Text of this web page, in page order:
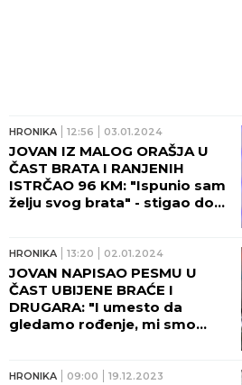
HRONIKA 12:56 03.01.2024
JOVAN IZ MALOG ORAŠJA U
ČAST BRATA I RANJENIH
ISTRČAO 96 KM: "Ispunio sam
želju svog brata" - stigao do
HRONIKA 13:20 02.01.2024
JOVAN NAPISAO PESMU U
ČAST UBIJENE BRAĆE I
DRUGARA: "I umesto da
gledamo rođenje, mi smo
HRONIKA 09:00 19.12.2023